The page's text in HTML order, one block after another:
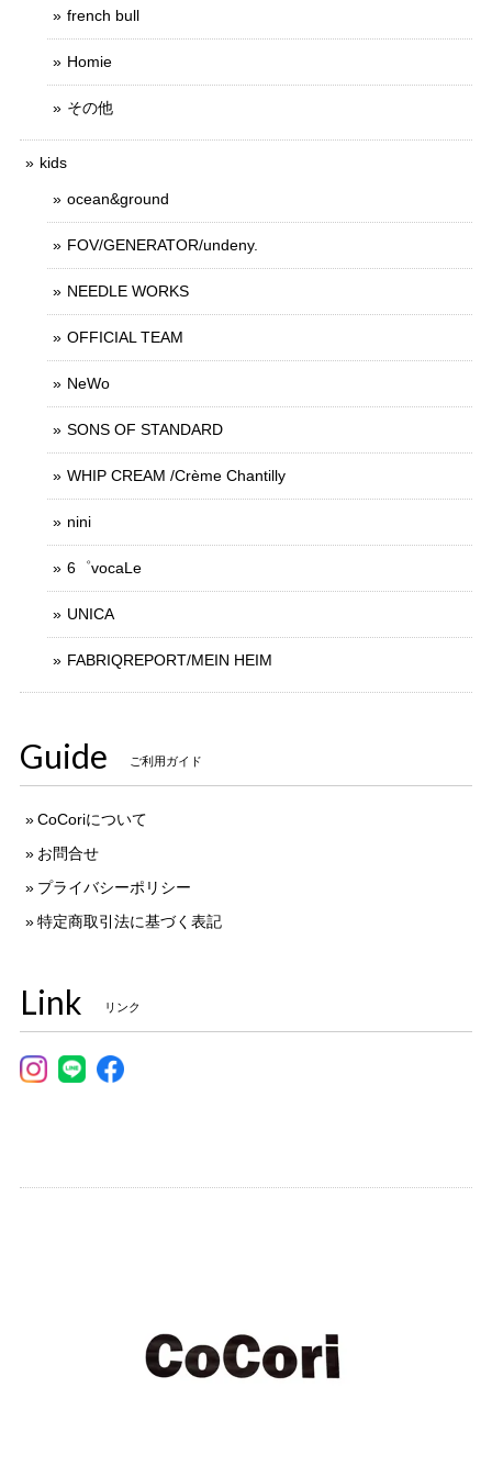
french bull
Homie
その他
kids
ocean&ground
FOV/GENERATOR/undeny.
NEEDLE WORKS
OFFICIAL TEAM
NeWo
SONS OF STANDARD
WHIP CREAM /Crème Chantilly
nini
6゜vocaLe
UNICA
FABRIQREPORT/MEIN HEIM
Guide ご利用ガイド
CoCoriについて
お問合せ
プライバシーポリシー
特定商取引法に基づく表記
Link リンク